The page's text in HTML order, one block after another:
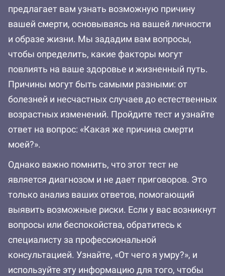
предлагает вам узнать возможную причину
вашей смерти, основываясь на вашей личности
и образе жизни. Мы зададим вам вопросы,
чтобы определить, какие факторы могут
повлиять на ваше здоровье и жизненный путь.
Причины могут быть самыми разными: от
болезней и несчастных случаев до естественных
возрастных изменений. Пройдите тест и узнайте
ответ на вопрос: «Какая же причина смерти
моей?».
Однако важно помнить, что этот тест не
является диагнозом и не дает приговоров. Это
только анализ ваших ответов, помогающий
выявить возможные риски. Если у вас возникнут
вопросы или беспокойства, обратитесь к
специалисту за профессиональной
консультацией. Узнайте, «От чего я умру?», и
используйте эту информацию для того, чтобы